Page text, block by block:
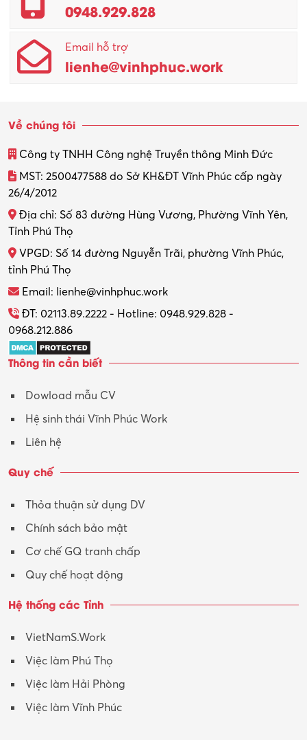
0948.929.828
Email hỗ trợ
lienhe@vinhphuc.work
Về chúng tôi
Công ty TNHH Công nghệ Truyền thông Minh Đức
MST: 2500477588 do Sở KH&ĐT Vĩnh Phúc cấp ngày
26/4/2012
Địa chỉ: Số 83 đường Hùng Vương, Phường Vĩnh Yên,
Tỉnh Phú Thọ
VPGD: Số 14 đường Nguyễn Trãi, phường Vĩnh Phúc,
tỉnh Phú Thọ
Email: lienhe@vinhphuc.work
ĐT: 02113.89.2222 - Hotline: 0948.929.828 -
0968.212.886
Thông tin cần biết
Dowload mẫu CV
Hệ sinh thái Vĩnh Phúc Work
Liên hệ
Quy chế
Thỏa thuận sử dụng DV
Chính sách bảo mật
Cơ chế GQ tranh chấp
Quy chế hoạt động
Hệ thống các Tỉnh
VietNamS.Work
Việc làm Phú Thọ
Việc làm Hải Phòng
Việc làm Vĩnh Phúc